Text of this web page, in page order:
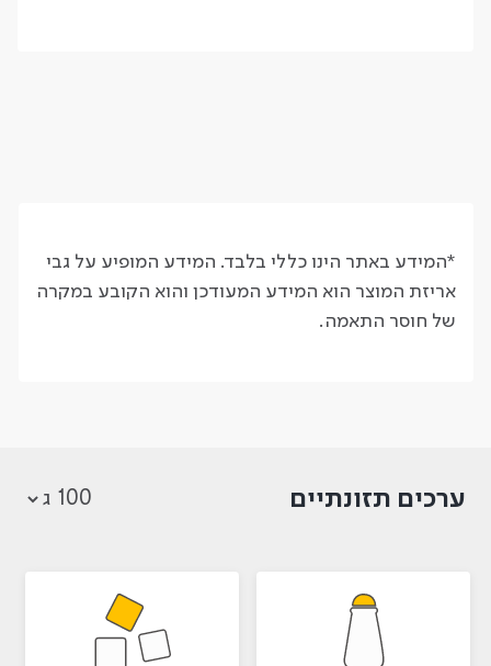
*המידע באתר הינו כללי בלבד. המידע המופיע על גבי
אריזת המוצר הוא המידע המעודכן והוא הקובע במקרה
של חוסר התאמה.
ערכים תזונתיים